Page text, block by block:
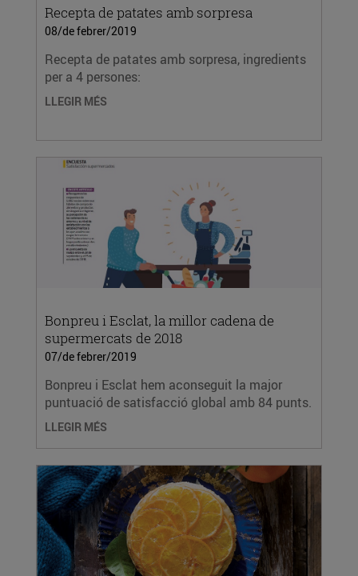
Recepta de patates amb sorpresa
08/de febrer/2019
Recepta de patates amb sorpresa, ingredients
per a 4 persones:
LLEGIR MÉS
Bonpreu i Esclat, la millor cadena de
supermercats de 2018
07/de febrer/2019
Bonpreu i Esclat hem aconseguit la major
puntuació de satisfacció global amb 84 punts.
LLEGIR MÉS